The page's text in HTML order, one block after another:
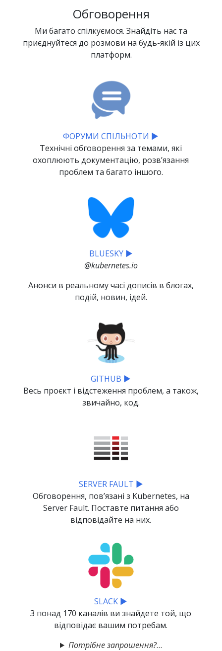
Обговорення
Ми багато спілкуємося. Знайдіть нас та
приєднуйтеся до розмови на будь-якій із цих
платформ.
ФОРУМИ СПІЛЬНОТИ ▶
Технічні обговорення за темами, які
охоплюють документацію, розвʼязання
проблем та багато іншого.
BLUESKY ▶
@kubernetes.io
Анонси в реальному часі дописів в блогах,
подій, новин, ідей.
GITHUB ▶
Весь проєкт і відстеження проблем, а також,
звичайно, код.
SERVER FAULT ▶
Обговорення, повʼязані з Kubernetes, на
Server Fault. Поставте питання або
відповідайте на них.
SLACK ▶
З понад 170 каналів ви знайдете той, що
відповідає вашим потребам.
Потрібне запрошення?